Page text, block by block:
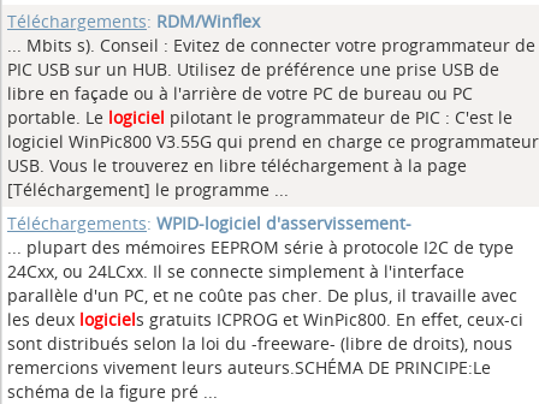
Téléchargements: RDM/Winflex
... Mbits s). Conseil : Evitez de connecter votre programmateur de
PIC USB sur un HUB. Utilisez de préférence une prise USB de
libre en façade ou à l'arrière de votre PC de bureau ou PC
portable. Le logiciel pilotant le programmateur de PIC : C'est le
logiciel WinPic800 V3.55G qui prend en charge ce programmateur
USB. Vous le trouverez en libre téléchargement à la page
[Téléchargement] le programme ...
Téléchargements: WPID-logiciel d'asservissement-
... plupart des mémoires EEPROM série à protocole I2C de type
24Cxx, ou 24LCxx. Il se connecte simplement à l'interface
parallèle d'un PC, et ne coûte pas cher. De plus, il travaille avec
les deux logiciels gratuits ICPROG et WinPic800. En effet, ceux-ci
sont distribués selon la loi du -freeware- (libre de droits), nous
remercions vivement leurs auteurs.SCHÉMA DE PRINCIPE:Le
schéma de la figure pré ...